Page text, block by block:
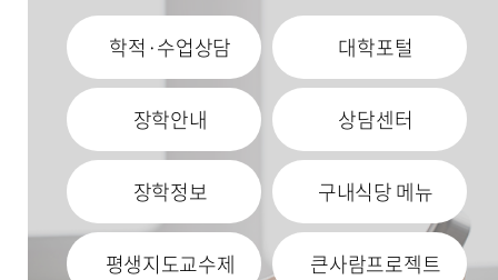
학적·수업상담 대학포털
장학안내 상담센터
장학정보 구내식당 메뉴
평생지도교수제 큰사람프로젝트